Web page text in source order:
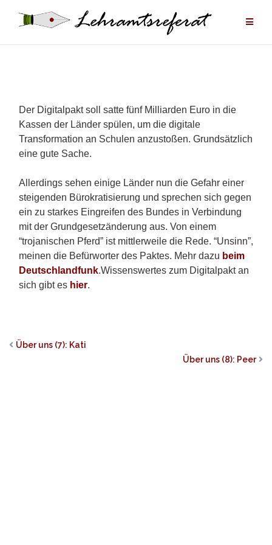
Der Digitalpakt soll satte fünf Milliarden Euro in die
Kassen der Länder spülen, um die digitale
Transformation an Schulen anzustoßen. Grundsätzlich
eine gute Sache.
Allerdings sehen einige Länder nun die Gefahr einer
steigenden Bürokratisierung und sprechen sich gegen
ein zu starkes Eingreifen des Bundes in Verbindung
mit der Grundgesetzänderung aus. Von einem
“trojanischen Pferd” ist mittlerweile die Rede. “Unsinn”,
meinen die Befürworter des Paktes. Mehr dazu beim
Deutschlandfunk.Wissenswertes zum Digitalpakt an
sich gibt es hier.
Über uns (7): Kati
Über uns (8): Peer